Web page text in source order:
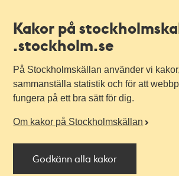
Kakor på
.stockholm.se
På Stockholmskällan använder vi
sammanställa statistik och för att
fungera på ett bra sätt för dig.
Om kakor på Stockholmskällan
Godkänn alla kakor